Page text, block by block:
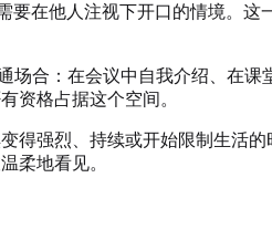
要在他人注视下开口的情境。
合：在会议中自我介绍、在
资格占据这个空间。
得强烈、持续或开始限制生活
柔地看见。